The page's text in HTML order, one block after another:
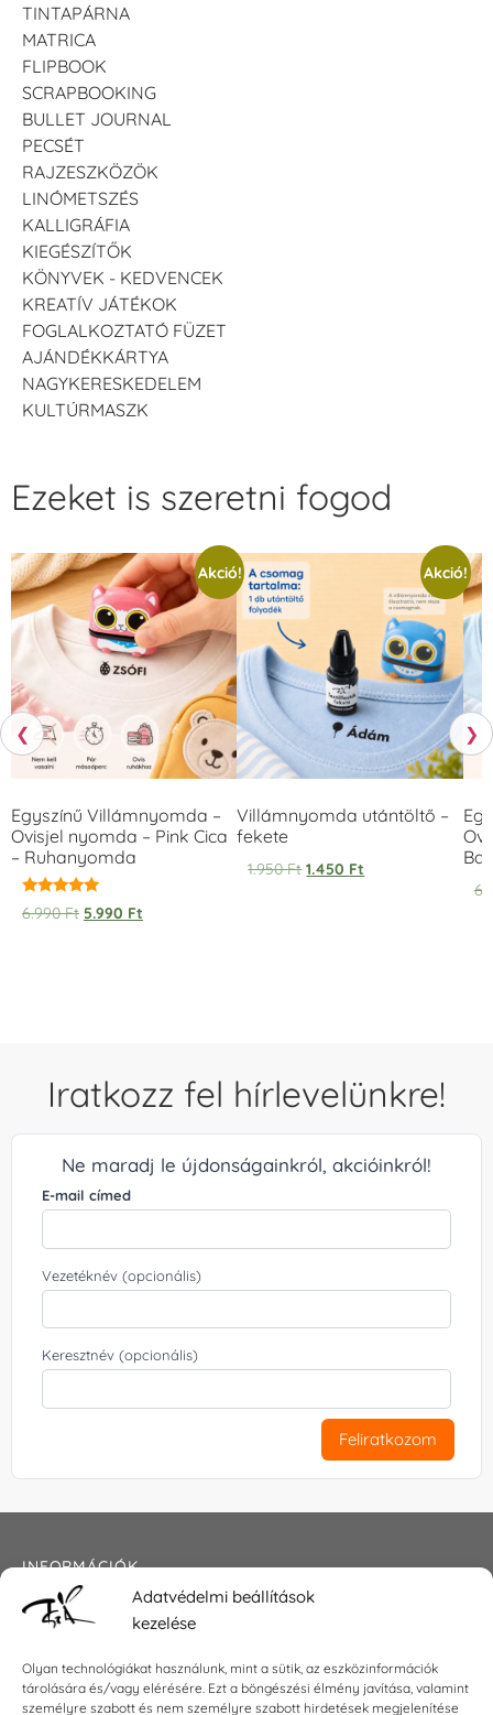
Adatvédelmi beállítások
kezelése
Olyan technológiákat használunk, mint a sütik, az eszközinformációk
tárolására és/vagy elérésére. Ezt a böngészési élmény javítása, valamint
személyre szabott és nem személyre szabott hirdetések megjelenítése
TINTAPÁRNA
MATRICA
FLIPBOOK
SCRAPBOOKING
BULLET JOURNAL
PECSÉT
RAJZESZKÖZÖK
LINÓMETSZÉS
KALLIGRÁFIA
KIEGÉSZÍTŐK
KÖNYVEK - KEDVENCEK
KREATÍV JÁTÉKOK
FOGLALKOZTATÓ FÜZET
AJÁNDÉKKÁRTYA
NAGYKERESKEDELEM
KULTÚRMASZK
❮
Ezeket is szeretni fogod
Akció!
Egyszínű Villámnyomda –
Ovisjel nyomda – Pink Cica
– Ruhanyomda
Értékelés:
5.00
6.990Ft 5.990 Ft
Akció!
Villámnyomda utántöltő –
fekete
1.950Ft 1.450 Ft
❯
Iratkozz fel hírlevelünkre!
Ne maradj le újdonságainkról, akcióinkról!
E-mail címed
Vezetéknév (opcionális)
Keresztnév (opcionális)
Feliratkozom
INFORMÁCIÓK
Általános szerződési feltételek
Impresszum